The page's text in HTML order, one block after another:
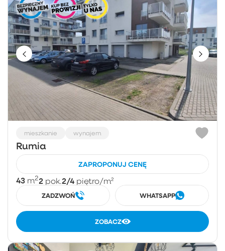
mieszkanie wynajem
Rumia
ZAPROPONUJ CENĘ
43 m22 pok.2/4 piętro/m²
ZADZWOŃ WHATSAPP
ZOBACZ